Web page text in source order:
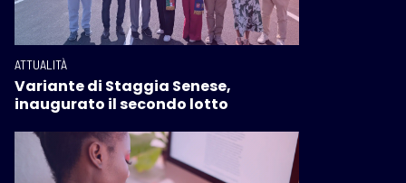
ATTUALITÀ
Variante di Staggia Senese,
inaugurato il secondo lotto